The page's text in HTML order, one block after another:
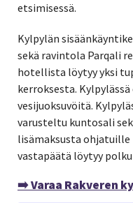
etsimisessä.
Kylpylän
sekä ravintola Parqali
hotellista löytyy yksi
kerroksesta.
vesijuoksuvöitä.
varusteltu kuntosali
lisämaksusta
vastapäätä löytyy
➡️ Varaa Rakveren